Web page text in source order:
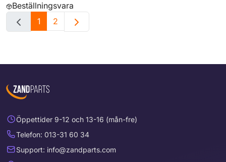
Beställningsvara
1
2
Öppettider 9-12 och 13-16 (mån-fre)
Telefon: 013-31 60 34
Support: info@zandparts.com